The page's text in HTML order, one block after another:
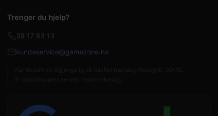
Trenger du hjelp?
38 17 83 13
kundeservice@gamezone.no